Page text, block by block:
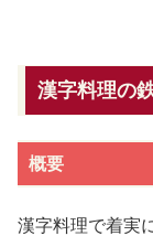
漢字料理の
概要
漢字料理で着実